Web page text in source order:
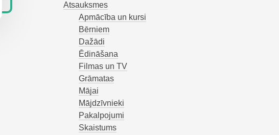
Atsauksmes
Apmācība un kursi
Bērniem
Dažādi
Ēdināšana
Filmas un TV
Grāmatas
Mājai
Mājdzīvnieki
Pakalpojumi
Skaistums